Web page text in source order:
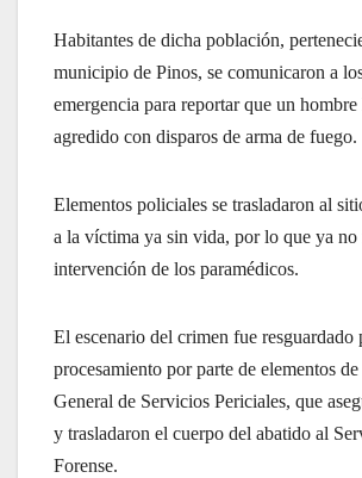
Habitantes de dicha población,
municipio de Pinos, se comunicaron a
emergencia para reportar que un
agredido con disparos de arma de fuego.
Elementos policiales se trasladaron al
a la víctima ya sin vida, por lo que ya no
intervención de los paramédicos.
El escenario del crimen fue resguardado
procesamiento por parte de elementos
General de Servicios Periciales, que
y trasladaron el cuerpo del abatido al
Forense.